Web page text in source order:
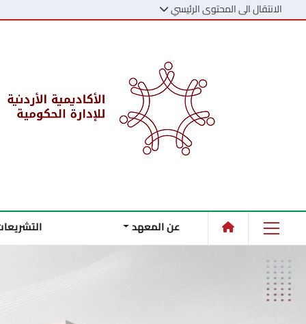
الانتقال الى المحتوى الرئيسي
عن المعهد